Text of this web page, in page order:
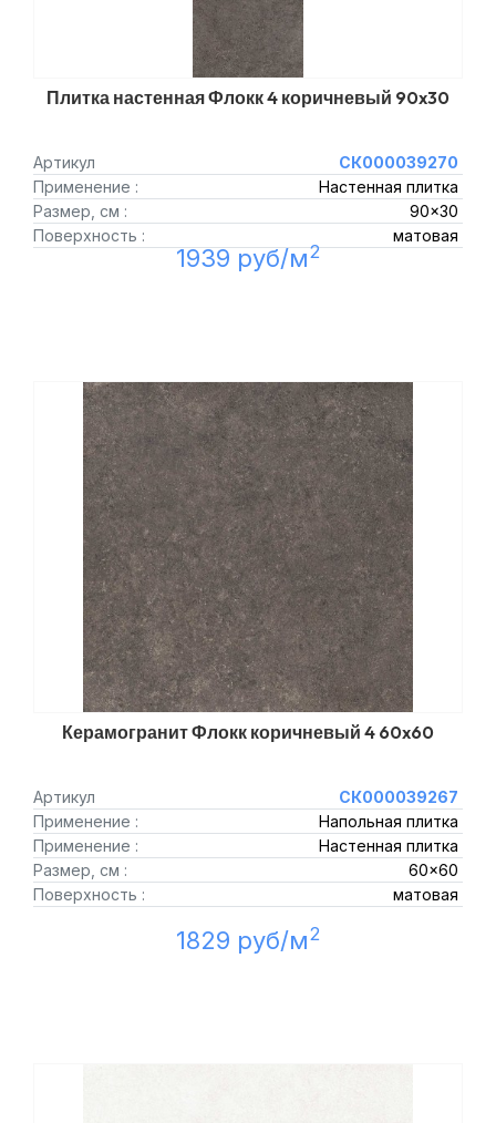
Плитка настенная Флокк 4 коричневый 90x30
Артикул
СК000039270
Применение :
Настенная плитка
Размер, см :
90x30
Поверхность :
матовая
1939 руб/м2
Керамогранит Флокк коричневый 4 60x60
Артикул
СК000039267
Применение :
Напольная плитка
Применение :
Настенная плитка
Размер, см :
60x60
Поверхность :
матовая
1829 руб/м2